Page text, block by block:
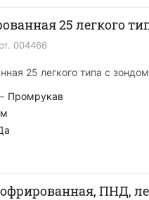
25 легкого
004466
25 легкого типа с
Промрукав
ПНД,